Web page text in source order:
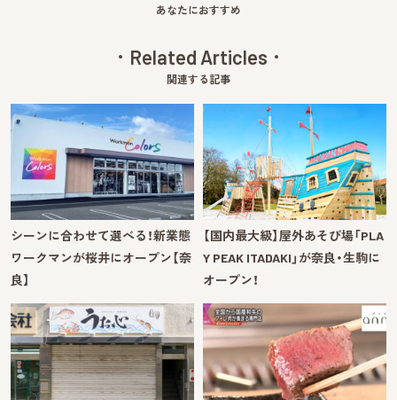
あなたにおすすめ
Related Articles
関連する記事
シーンに合わせて選べる！新業態
ワークマンが桜井にオープン【奈
良】
【国内最大級】屋外あそび場「PLA
Y PEAK ITADAKI」が奈良・生駒に
オープン！